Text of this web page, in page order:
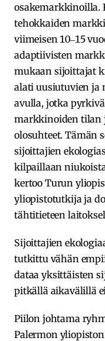
osakemarkkinoilla.
tehokkaiden
viimeisen 10‒15
adaptiivisten
mukaan sijoittajat
alati uusiutuvien ja
avulla, jotka
markkinoiden tilan
olosuhteet. Tämän
sijoittajien
kilpaillaan niukoista
kertoo Turun
yliopistotutkija ja
tähtitieteen
Sijoittajien
tutkittu vähän
dataa yksittäisten
pitkällä aikavälillä
Piilon johtama
Palermon